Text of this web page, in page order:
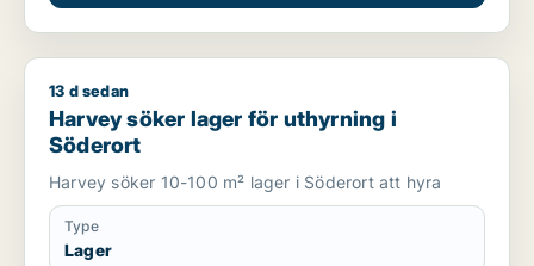
Harvey söker lager för uthyrning i Söderort
13 d sedan
Harvey söker lager för uthyrning i
Söderort
Harvey söker 10-100 m² lager i Söderort att hyra
Type
Lager